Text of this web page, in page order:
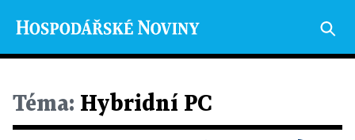
Téma: Hybridní PC